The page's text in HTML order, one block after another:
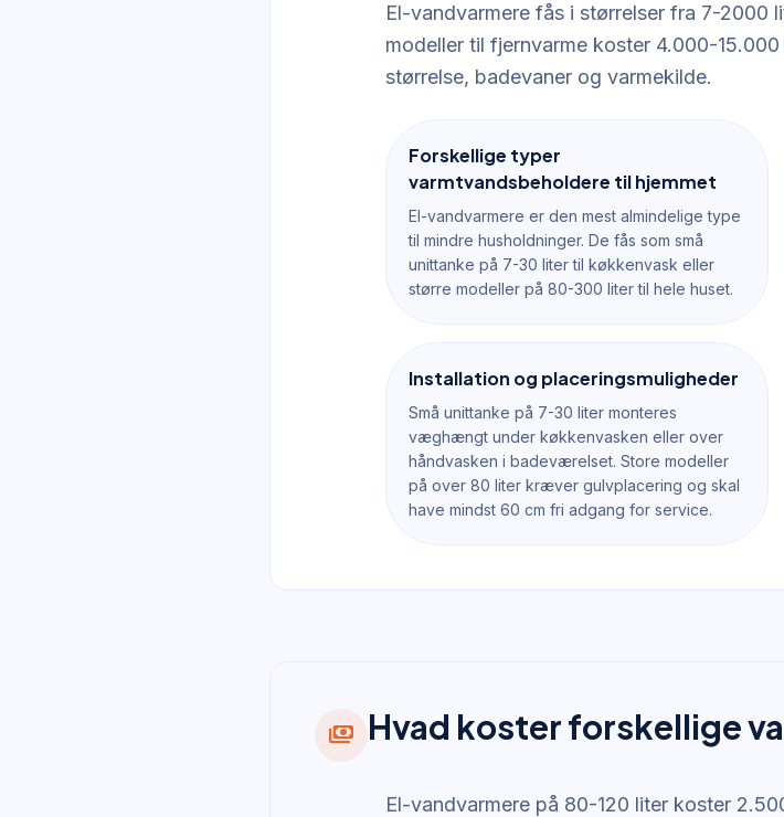
El-vandvarmere fås i størrelser fra 7-
modeller til fjernvarme koster 4.000-
størrelse, badevaner og varmekilde.
Forskellige typer
varmtvandsbeholdere til hjemmet
El-vandvarmere er den mest almindelige type
til mindre husholdninger. De fås som små
unittanke på 7-30 liter til køkkenvask eller
større modeller på 80-300 liter til hele huset.
Installation og placeringsmuligheder
Små unittanke på 7-30 liter monteres
væghængt under køkkenvasken eller over
håndvasken i badeværelset. Store modeller
på over 80 liter kræver gulvplacering og skal
have mindst 60 cm fri adgang for service.
payments Hvad koster forskellige
El-vandvarmere på 80-120 liter koster